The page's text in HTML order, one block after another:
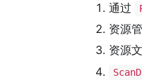
通过
资源
资源